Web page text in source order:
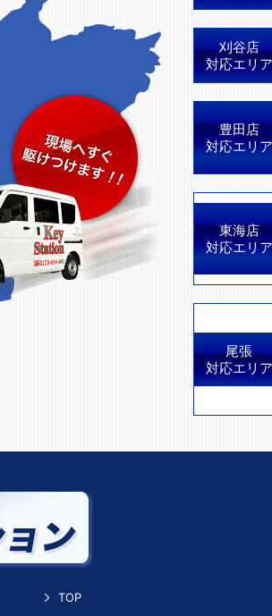
刈谷店
対応エリア
豊田店
対応エリア
東海店
対応エリア
尾張
対応エリア
TOP